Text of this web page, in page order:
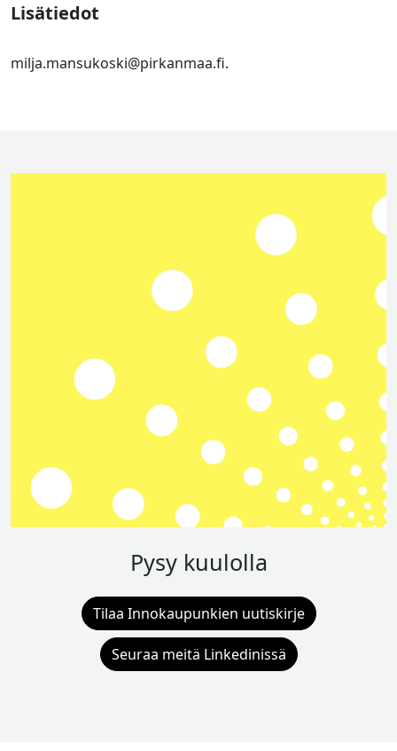
Lisätiedot
milja.mansukoski@pirkanmaa.fi.
Pysy kuulolla
Tilaa Innokaupunkien uutiskirje
Seuraa meitä Linkedinissä